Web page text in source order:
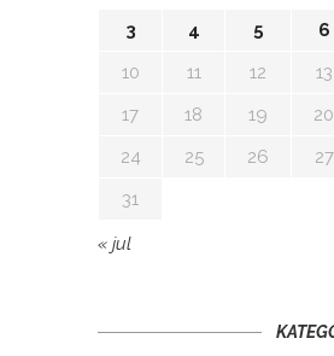
3
4 5 6
10
11 12 13
17
18 19 20
24
25 26 27
31
« jul